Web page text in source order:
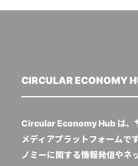
CIRCULAR ECONOMY
Circular Economy Hub は、
メディアプラットフォームで
ノミーに関する情報発信やネ